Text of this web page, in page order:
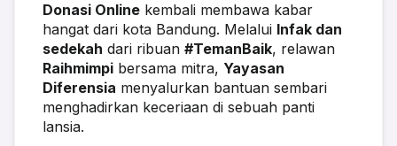
Donasi Online kembali membawa kabar
hangat dari kota Bandung. Melalui Infak dan
sedekah dari ribuan #TemanBaik
Raihmimpi bersama mitra, Yayasan
Diferensia menyalurkan bantuan sembari
menghadirkan keceriaan di sebuah panti
lansia.